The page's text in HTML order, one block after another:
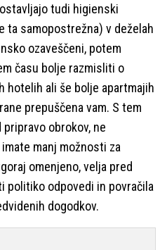
tudi higienski
ta samopostrežna) v deželah
ozaveščeni, potem
času bolje razmisliti o
hotelih ali še bolje apartmajih
prepuščena vam. S tem
obrokov, ne
manj možnosti za
omenjeno, velja pred
politiko odpovedi in povračila
dogodkov.